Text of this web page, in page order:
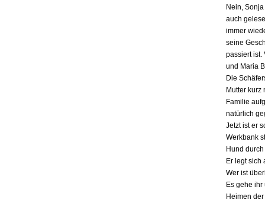
Nein,
auch
immer
seine
passiert ist.
und Maria
Die
Mutter
Familie
natürlich
Jetzt ist er
Werkbank
Hund
Er legt sich
Wer ist
Es gehe
Heimen